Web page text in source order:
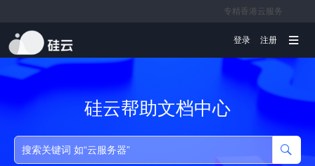
专精香港云服务
文档
登录 注册
硅云帮助文档中心